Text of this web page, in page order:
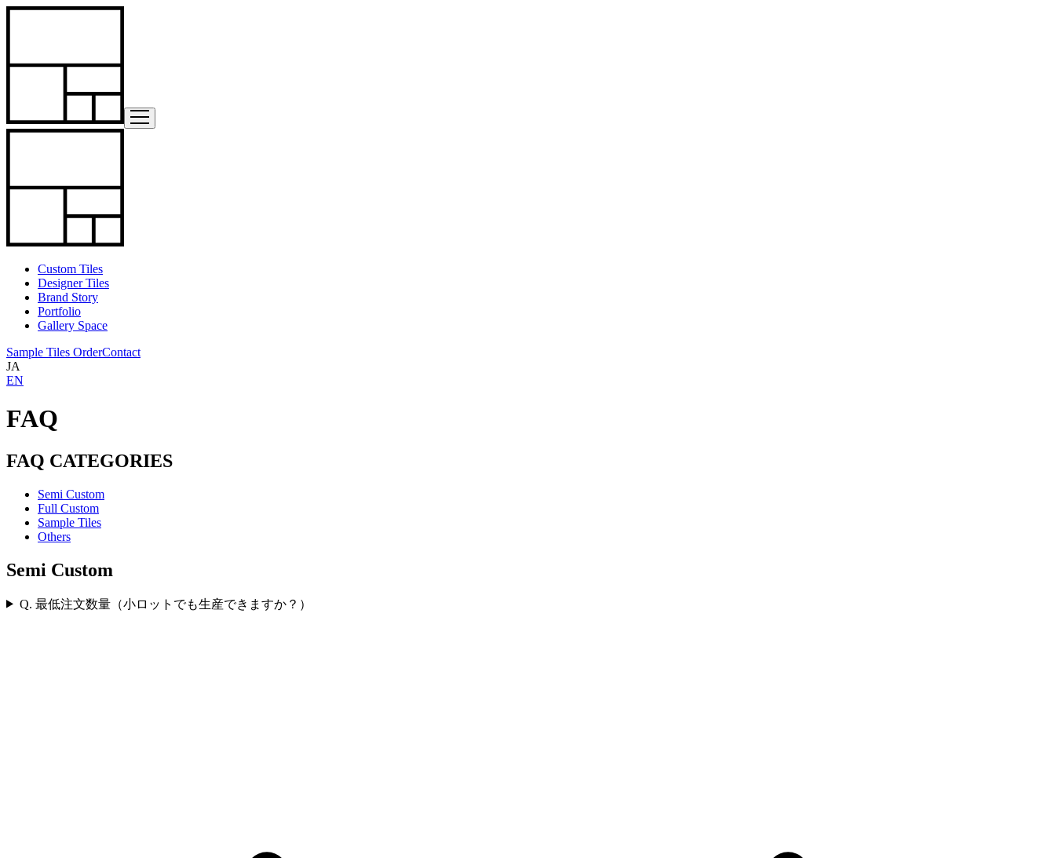
Custom Tiles
Designer Tiles
Brand Story
Portfolio
Gallery Space
Sample Tiles OrderContact
JA
EN
FAQ
FAQ CATEGORIES
Semi Custom
Full Custom
Sample Tiles
Others
Semi Custom
Q. 最低注文数量（小ロットでも生産できますか？）